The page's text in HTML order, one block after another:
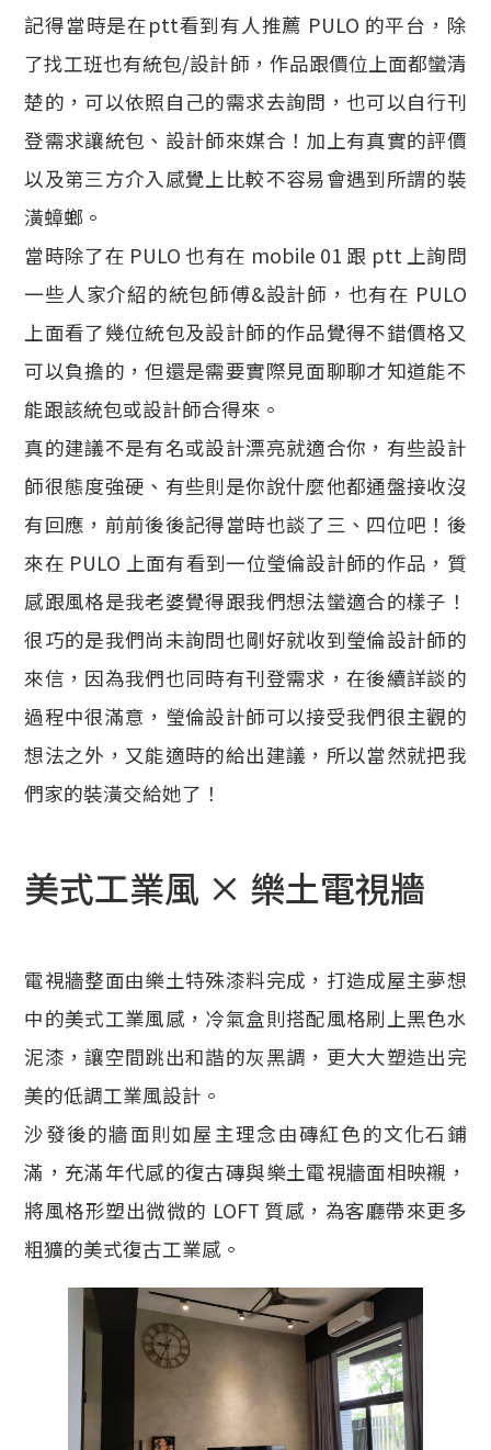
記得當時是在ptt看到有人推薦 PULO 的平台，除
了找工班也有統包/設計師，作品跟價位上面都蠻清
楚的，可以依照自己的需求去詢問，也可以自行刊
登需求讓統包、設計師來媒合！加上有真實的評價
以及第三方介入感覺上比較不容易會遇到所謂的裝
潢蟑螂。
當時除了在 PULO 也有在 mobile 01 跟 ptt 上詢問
一些人家介紹的統包師傅&設計師，也有在 PULO
上面看了幾位統包及設計師的作品覺得不錯價格又
可以負擔的，但還是需要實際見面聊聊才知道能不
能跟該統包或設計師合得來。
真的建議不是有名或設計漂亮就適合你，有些設計
師很態度強硬、有些則是你說什麼他都通盤接收沒
有回應，前前後後記得當時也談了三、四位吧！後
來在 PULO 上面有看到一位瑩倫設計師的作品，質
感跟風格是我老婆覺得跟我們想法蠻適合的樣子！
很巧的是我們尚未詢問也剛好就收到瑩倫設計師的
來信，因為我們也同時有刊登需求，在後續詳談的
過程中很滿意，瑩倫設計師可以接受我們很主觀的
想法之外，又能適時的給出建議，所以當然就把我
們家的裝潢交給她了！
美式工業風 × 樂土電視牆
電視牆整面由樂土特殊漆料完成，打造成屋主夢想
中的美式工業風感，冷氣盒則搭配風格刷上黑色水
泥漆，讓空間跳出和諧的灰黑調，更大大塑造出完
美的低調工業風設計。
沙發後的牆面則如屋主理念由磚紅色的文化石鋪
滿，充滿年代感的復古磚與樂土電視牆面相映襯，
將風格形塑出微微的 LOFT 質感，為客廳帶來更多
粗獷的美式復古工業感。